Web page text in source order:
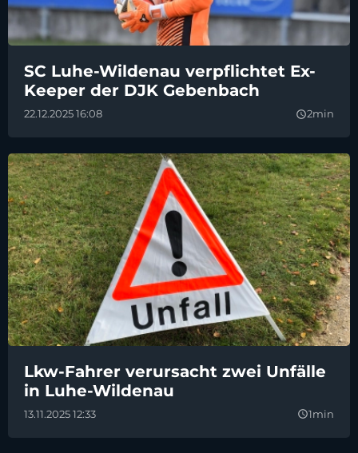
SC Luhe-Wildenau verpflichtet Ex-
Keeper der DJK Gebenbach
22.12.2025 16:08 query_builder2min
Lkw-Fahrer verursacht zwei Unfälle
in Luhe-Wildenau
13.11.2025 12:33 query_builder1min